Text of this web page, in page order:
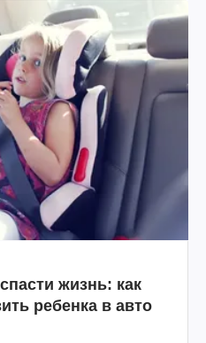
жизнь: как
ребенка в авто